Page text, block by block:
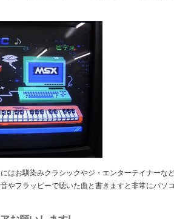
はお馴染みクラシックやジ・エンターテイナーな
やフラッピーで聴いた曲と書きますと非常にパソ